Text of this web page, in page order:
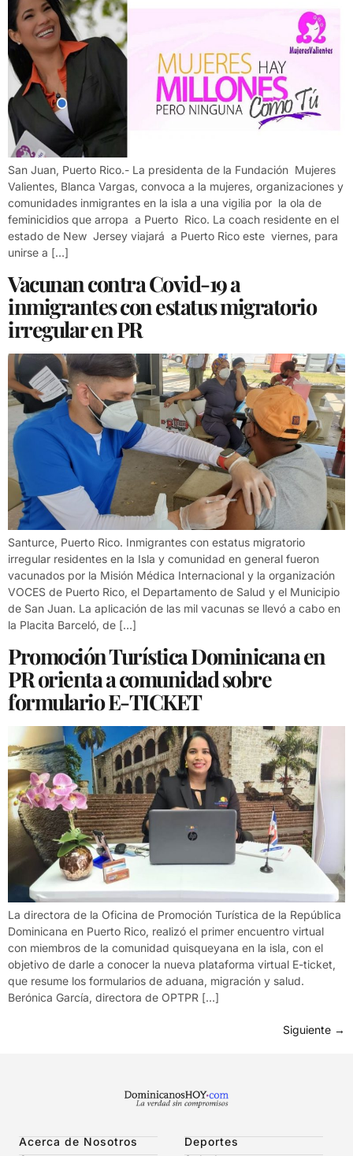
San Juan, Puerto Rico.- La presidenta de la Fundación Mujeres
Valientes, Blanca Vargas, convoca a la mujeres, organizaciones y
comunidades inmigrantes en la isla a una vigilia por la ola de
feminicidios que arropa a Puerto Rico. La coach residente en el
estado de New Jersey viajará a Puerto Rico este viernes, para
unirse a […]
Vacunan contra Covid-19 a
inmigrantes con estatus migratorio
irregular en PR
Santurce, Puerto Rico. Inmigrantes con estatus migratorio
irregular residentes en la Isla y comunidad en general fueron
vacunados por la Misión Médica Internacional y la organización
VOCES de Puerto Rico, el Departamento de Salud y el Municipio
de San Juan. La aplicación de las mil vacunas se llevó a cabo en
la Placita Barceló, de […]
Promoción Turística Dominicana en
PR orienta a comunidad sobre
formulario E-TICKET
La directora de la Oficina de Promoción Turística de la República
Dominicana en Puerto Rico, realizó el primer encuentro virtual
con miembros de la comunidad quisqueyana en la isla, con el
objetivo de darle a conocer la nueva plataforma virtual E-ticket,
que resume los formularios de aduana, migración y salud.
Berónica García, directora de OPTPR […]
Siguiente →
Acerca de Nosotros
Deportes